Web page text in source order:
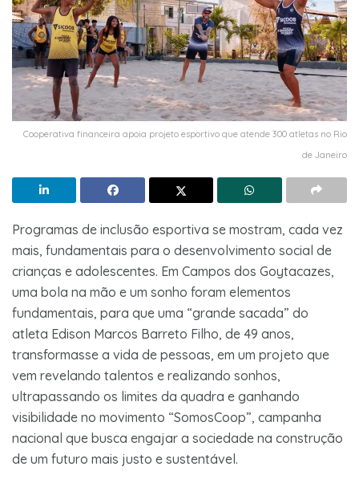
Cooperativa financeira apoia projeto esportivo que atende 300 atletas no Rio
de Janeiro
Programas de inclusão esportiva se mostram, cada vez
mais, fundamentais para o desenvolvimento social de
crianças e adolescentes. Em Campos dos Goytacazes,
uma bola na mão e um sonho foram elementos
fundamentais, para que uma “grande sacada” do
atleta Edison Marcos Barreto Filho, de 49 anos,
transformasse a vida de pessoas, em um projeto que
vem revelando talentos e realizando sonhos,
ultrapassando os limites da quadra e ganhando
visibilidade no movimento “SomosCoop”, campanha
nacional que busca engajar a sociedade na construção
de um futuro mais justo e sustentável.